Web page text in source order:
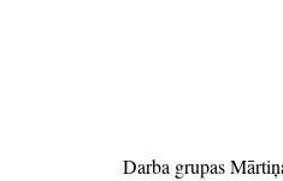
Darba grupas